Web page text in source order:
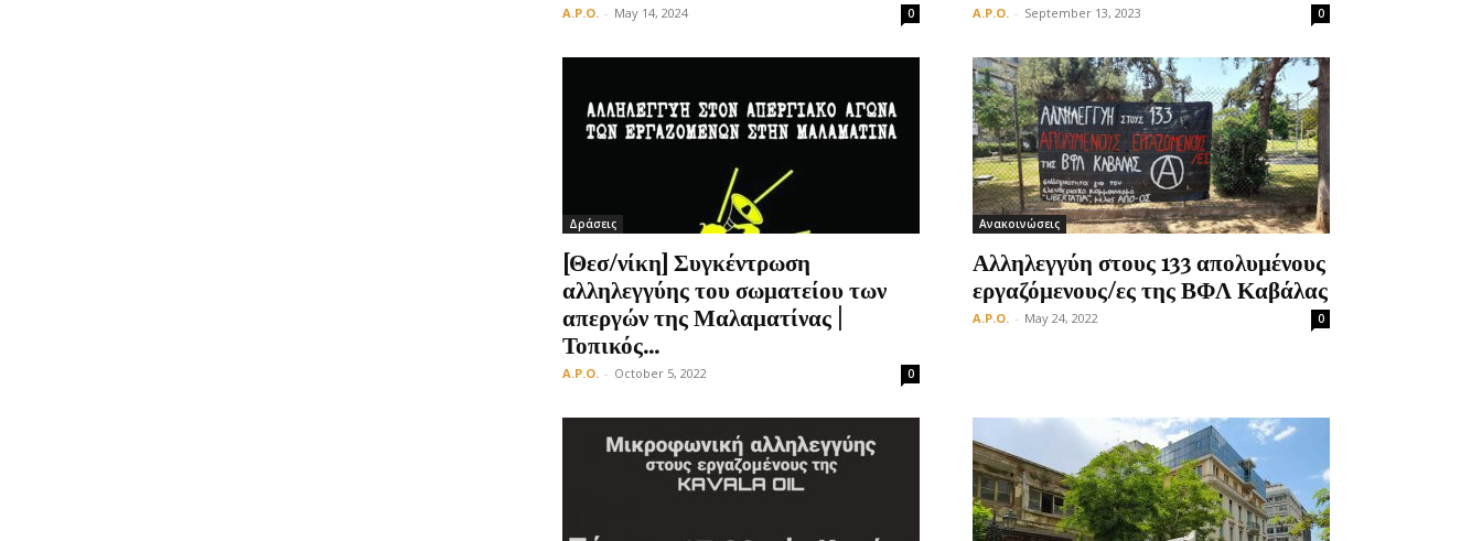
A.P.O. - May 14, 2024 0 A.P.O. - September 13, 2023 0
Δράσεις
[Θεσ/νίκη] Συγκέντρωση
αλληλεγγύης του σωματείου των
απεργών της Μαλαματίνας |
Τοπικός...
A.P.O. - October 5, 2022 0
Ανακοινώσεις
Αλληλεγγύη στους 133 απολυμένους
εργαζόμενους/ες της ΒΦΛ Καβάλας
A.P.O. - May 24, 2022 0